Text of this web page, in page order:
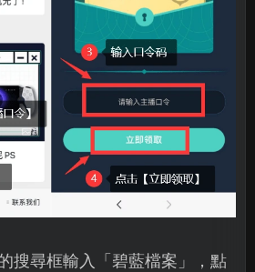
搜尋框輸入「碧藍檔案」，點